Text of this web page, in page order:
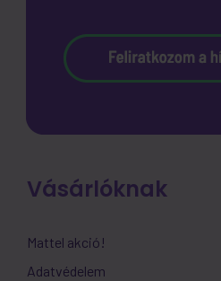
Vásárlóknak
Mattel akció!
Adatvédelem